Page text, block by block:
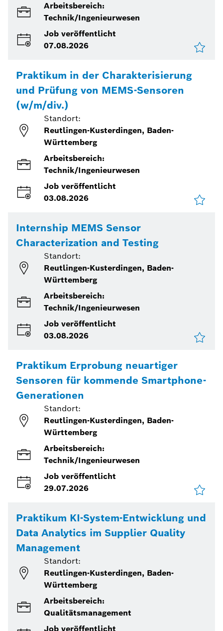
Arbeitsbereich:
Technik/Ingenieurwesen
Job veröffentlicht
07.08.2026
Praktikum in der Charakterisierung
und Prüfung von MEMS-Sensoren
(w/m/div.)
Standort:
Reutlingen-Kusterdingen, Baden-
Württemberg
Arbeitsbereich:
Technik/Ingenieurwesen
Job veröffentlicht
03.08.2026
Internship MEMS Sensor
Characterization and Testing
Standort:
Reutlingen-Kusterdingen, Baden-
Württemberg
Arbeitsbereich:
Technik/Ingenieurwesen
Job veröffentlicht
03.08.2026
Praktikum Erprobung neuartiger
Sensoren für kommende Smartphone-
Generationen
Standort:
Reutlingen-Kusterdingen, Baden-
Württemberg
Arbeitsbereich:
Technik/Ingenieurwesen
Job veröffentlicht
29.07.2026
Praktikum KI-System-Entwicklung und
Data Analytics im Supplier Quality
Management
Standort:
Reutlingen-Kusterdingen, Baden-
Württemberg
Arbeitsbereich:
Qualitätsmanagement
Job veröffentlicht